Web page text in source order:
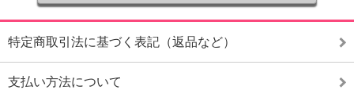
特定商取引法に基づく表記（返品など）
支払い方法について